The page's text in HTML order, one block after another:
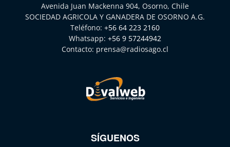
Avenida Juan Mackenna 904, Osorno, Chile
SOCIEDAD AGRICOLA Y GANADERA DE OSORNO A.G.
Teléfono: +56 64 223 2160
Whatsapp: +56 9 57244942
Contacto: prensa@radiosago.cl
SÍGUENOS